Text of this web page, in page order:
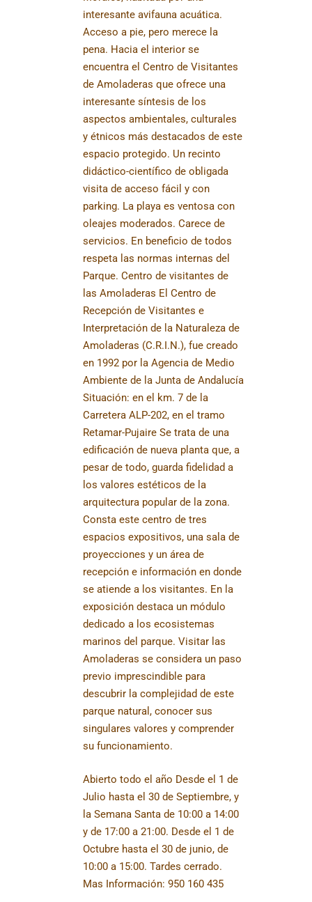
interesante avifauna acuática.
Acceso a pie, pero merece la
pena. Hacia el interior se
encuentra el Centro de Visitantes
de Amoladeras que ofrece una
interesante síntesis de los
aspectos ambientales, culturales
y étnicos más destacados de este
espacio protegido. Un recinto
didáctico-científico de obligada
visita de acceso fácil y con
parking. La playa es ventosa con
oleajes moderados. Carece de
servicios. En beneficio de todos
respeta las normas internas del
Parque. Centro de visitantes de
las Amoladeras El Centro de
Recepción de Visitantes e
Interpretación de la Naturaleza de
Amoladeras (C.R.I.N.), fue creado
en 1992 por la Agencia de Medio
Ambiente de la Junta de Andalucía
Situación: en el km. 7 de la
Carretera ALP-202, en el tramo
Retamar-Pujaire Se trata de una
edificación de nueva planta que, a
pesar de todo, guarda fidelidad a
los valores estéticos de la
arquitectura popular de la zona.
Consta este centro de tres
espacios expositivos, una sala de
proyecciones y un área de
recepción e información en donde
se atiende a los visitantes. En la
exposición destaca un módulo
dedicado a los ecosistemas
marinos del parque. Visitar las
Amoladeras se considera un paso
previo imprescindible para
descubrir la complejidad de este
parque natural, conocer sus
singulares valores y comprender
su funcionamiento.
Abierto todo el año Desde el 1 de
Julio hasta el 30 de Septiembre, y
la Semana Santa de 10:00 a 14:00
y de 17:00 a 21:00. Desde el 1 de
Octubre hasta el 30 de junio, de
10:00 a 15:00. Tardes cerrado.
Mas Información: 950 160 435